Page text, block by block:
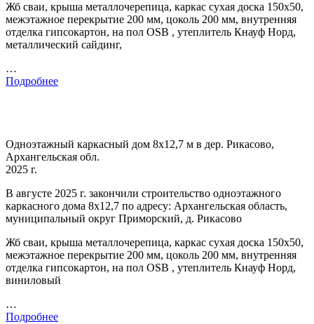
Жб сваи, крыша металлочерепица, каркас сухая доска 150х50,
межэтажное перекрытие 200 мм, цоколь 200 мм, внутренняя
отделка гипсокартон, на пол OSB , утеплитель Кнауф Норд,
металлический сайдинг,
…
Подробнее
Одноэтажный каркасный дом 8х12,7 м в дер. Рикасово,
Архангельская обл.
2025 г.
В августе 2025 г. закончили строительство одноэтажного
каркасного дома 8х12,7 по адресу: Архангельская область,
муниципальный округ Приморский, д. Рикасово
Жб сваи, крыша металлочерепица, каркас сухая доска 150х50,
межэтажное перекрытие 200 мм, цоколь 200 мм, внутренняя
отделка гипсокартон, на пол OSB , утеплитель Кнауф Норд,
виниловый
…
Подробнее